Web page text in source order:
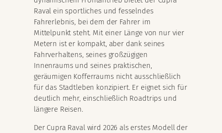
Raval ein sportliches und fesselndes
Fahrerlebnis, bei dem der Fahrer im
Mittelpunkt steht. Mit einer Länge von nur vier
Metern ist er kompakt, aber dank seines
Fahrverhaltens, seines großzügigen
Innenraums und seines praktischen,
geräumigen Kofferraums nicht ausschließlich
für das Stadtleben konzipiert. Er eignet sich für
deutlich mehr, einschließlich Roadtrips und
längere Reisen.
Der Cupra Raval wird 2026 als erstes Modell der